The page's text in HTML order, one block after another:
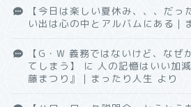
【今日は楽しい夏休み、、、だっ
い出は心の中とアルバムにある｜
【G・W 義務ではないけど、なぜ
てしまう】
に 人の記憶はいい加
藤まつり』｜まったり人生 より